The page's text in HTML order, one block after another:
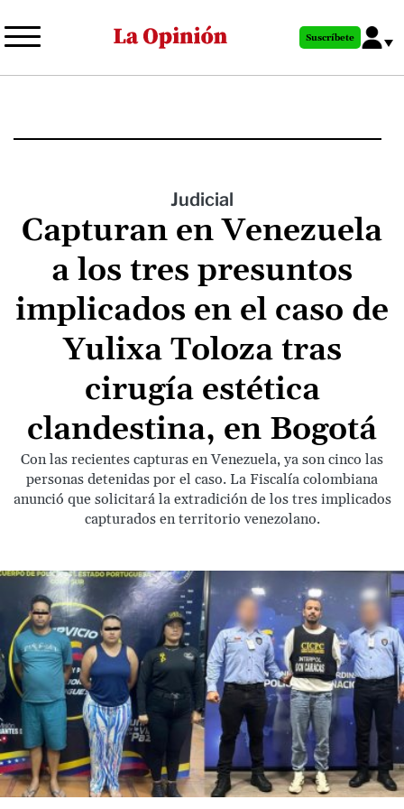
al
principal
Suscríbete
Judicial
Capturan en Venezuela
a los tres presuntos
implicados en el caso de
Yulixa Toloza tras
cirugía estética
clandestina, en Bogotá
Con las recientes capturas en Venezuela, ya son cinco las
personas detenidas por el caso. La Fiscalía colombiana
anunció que solicitará la extradición de los tres implicados
capturados en territorio venezolano.